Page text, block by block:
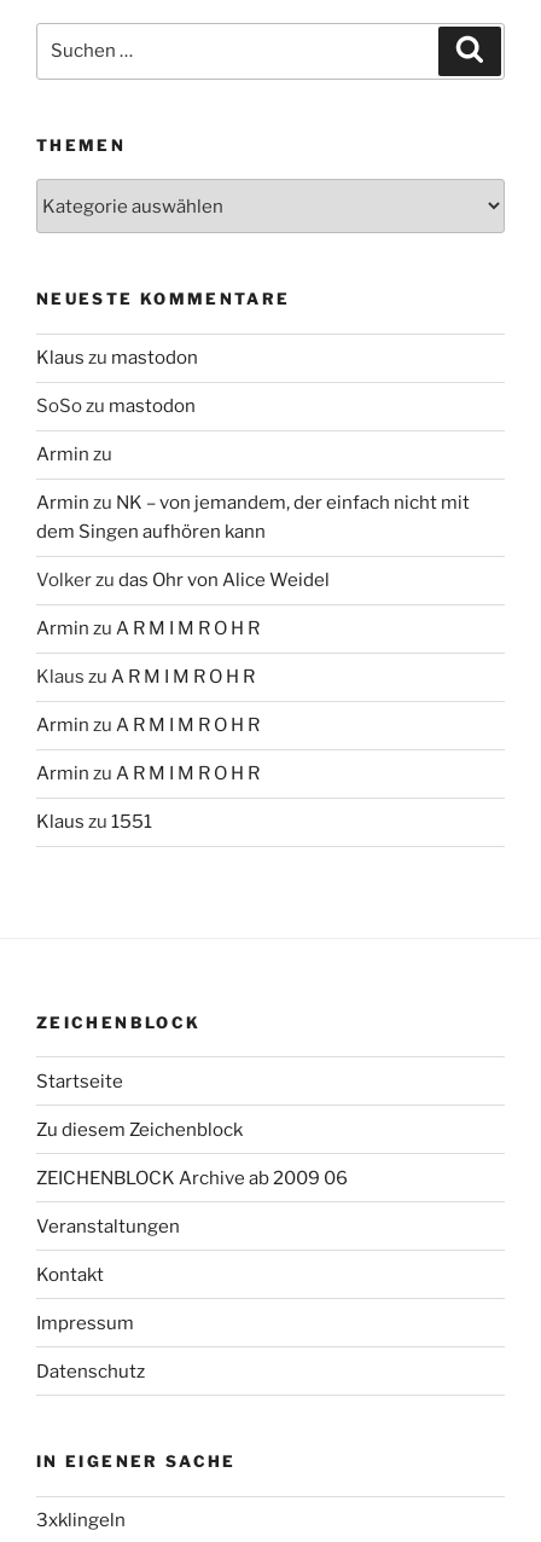
Suchen
THEMEN
NEUESTE KOMMENTARE
Klaus zu mastodon
SoSozu mastodon
Armin zu
Armin zu NK – von jemandem, der einfach nicht mit
dem Singen aufhören kann
Volkerzu das Ohr von Alice Weidel
Armin zu A R M I M R O H R
Klaus zu A R M I M R O H R
Armin zu A R M I M R O H R
Armin zu A R M I M R O H R
Klaus zu 1551
ZEICHENBLOCK
Startseite
Zu diesem Zeichenblock
ZEICHENBLOCK Archive ab 2009 06
Veranstaltungen
Kontakt
Impressum
Datenschutz
IN EIGENER SACHE
3xklingeln